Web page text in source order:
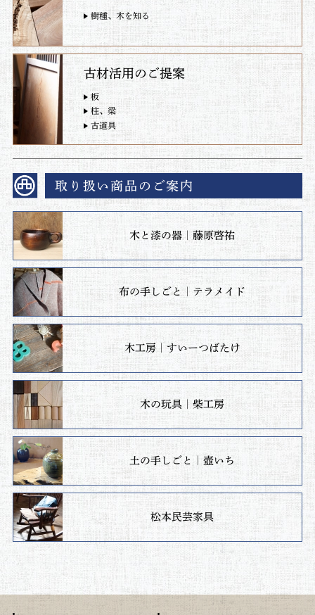
樹種、木を知る
古材活用のご提案
板
柱、梁
古道具
取り扱い商品のご案内
木と漆の器｜藤原啓祐
布の手しごと｜テラメイド
木工房｜すいーつばたけ
木の玩具｜柴工房
土の手しごと｜壺いち
松本民芸家具